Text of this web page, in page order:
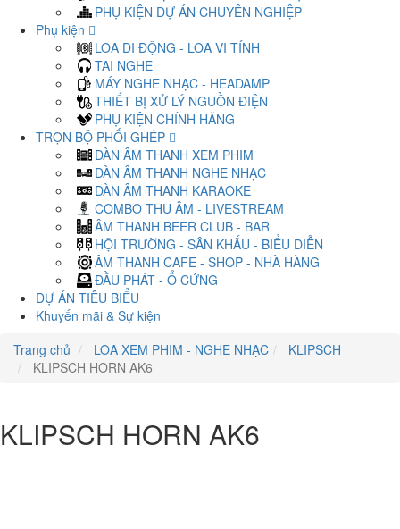
PHỤ KIỆN DỰ ÁN CHUYÊN NGHIỆP
Phụ kiện
LOA DI ĐỘNG - LOA VI TÍNH
TAI NGHE
MÁY NGHE NHẠC - HEADAMP
THIẾT BỊ XỬ LÝ NGUỒN ĐIỆN
PHỤ KIỆN CHÍNH HÃNG
TRỌN BỘ PHỐI GHÉP
DÀN ÂM THANH XEM PHIM
DÀN ÂM THANH NGHE NHẠC
DÀN ÂM THANH KARAOKE
COMBO THU ÂM - LIVESTREAM
ÂM THANH BEER CLUB - BAR
HỘI TRƯỜNG - SÂN KHẤU - BIỂU DIỄN
ÂM THANH CAFE - SHOP - NHÀ HÀNG
ĐẦU PHÁT - Ổ CỨNG
DỰ ÁN TIÊU BIỂU
Khuyến mãi & Sự kiện
Trang chủ
LOA XEM PHIM - NGHE NHẠC
KLIPSCH
KLIPSCH HORN AK6
KLIPSCH HORN AK6